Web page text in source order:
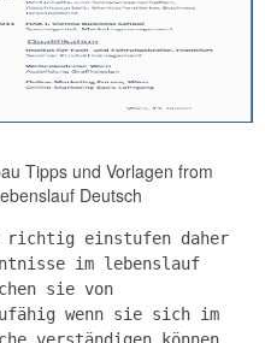
Tipps und Vorlagen from
Deutsch
richtig einstufen daher
im lebenslauf
sie von
wenn sie sich im